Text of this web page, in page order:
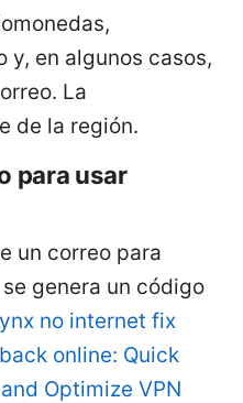
y, en algunos casos,
La
de la región.
para usar
un correo para
genera un código
no internet fix
online: Quick
Optimize VPN